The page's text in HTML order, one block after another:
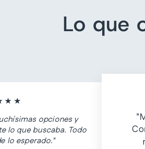
Lo que
opciones y
lo que buscaba. Todo
lo esperado."